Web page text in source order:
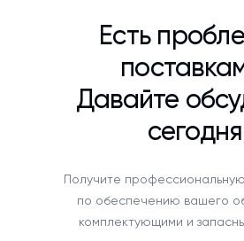
Есть
Давайте
Получите
по обеспечению вашего
комплектующими и